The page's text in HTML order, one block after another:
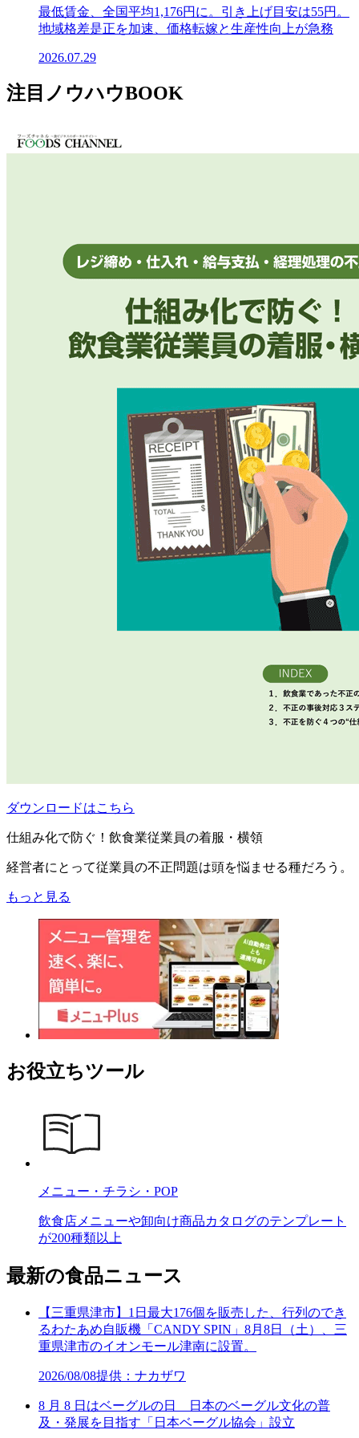
最低賃金、全国平均1,176円に。引き上げ目安は55円。
地域格差是正を加速、価格転嫁と生産性向上が急務
2026.07.29
注目ノウハウBOOK
ダウンロードはこちら
仕組み化で防ぐ！飲食業従業員の着服・横領
経営者にとって従業員の不正問題は頭を悩ませる種だろう。
もっと見る
お役立ちツール
メニュー・チラシ・POP
飲食店メニューや卸向け商品カタログのテンプレート
が200種類以上
最新の食品ニュース
【三重県津市】1日最大176個を販売した、行列のでき
るわたあめ自販機「CANDY SPIN」8月8日（土）、三
重県津市のイオンモール津南に設置。
2026/08/08提供：ナカザワ
8 月 8 日はベーグルの日 日本のベーグル文化の普
及・発展を目指す「日本ベーグル協会」設立